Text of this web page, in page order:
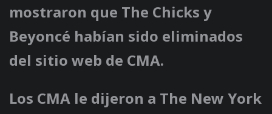
mostraron que The Chicks y
Beyoncé habían sido eliminados
del sitio web de CMA.
Los CMA le dijeron a The New York